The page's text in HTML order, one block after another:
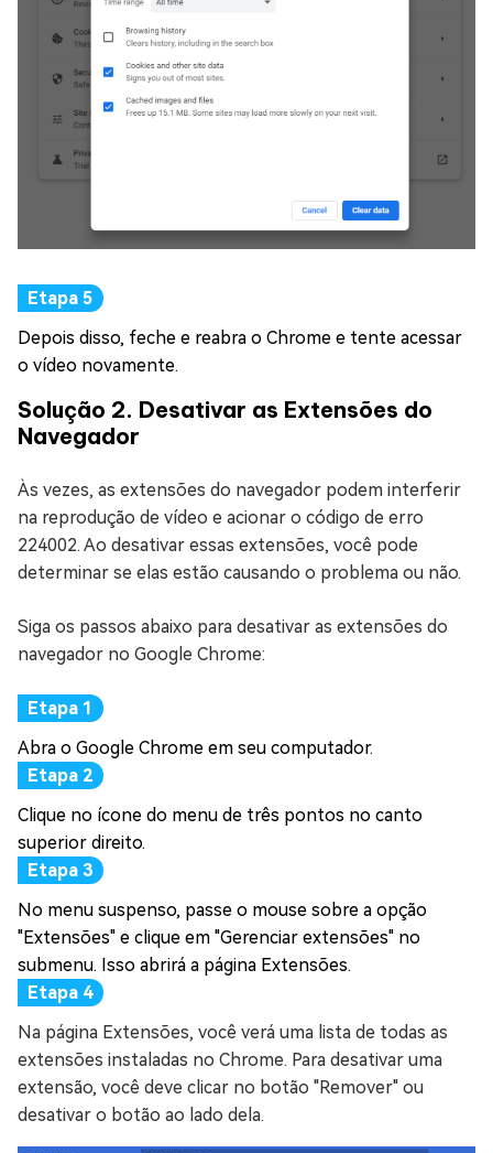
Depois disso, feche e reabra o Chrome e tente acessar
o vídeo novamente.
Solução 2. Desativar as Extensões do
Navegador
Às vezes, as extensões do navegador podem interferir
na reprodução de vídeo e acionar o código de erro
224002. Ao desativar essas extensões, você pode
determinar se elas estão causando o problema ou não.
Siga os passos abaixo para desativar as extensões do
navegador no Google Chrome:
Abra o Google Chrome em seu computador.
Clique no ícone do menu de três pontos no canto
superior direito.
No menu suspenso, passe o mouse sobre a opção
"Extensões" e clique em "Gerenciar extensões" no
submenu. Isso abrirá a página Extensões.
Na página Extensões, você verá uma lista de todas as
extensões instaladas no Chrome. Para desativar uma
extensão, você deve clicar no botão "Remover" ou
desativar o botão ao lado dela.